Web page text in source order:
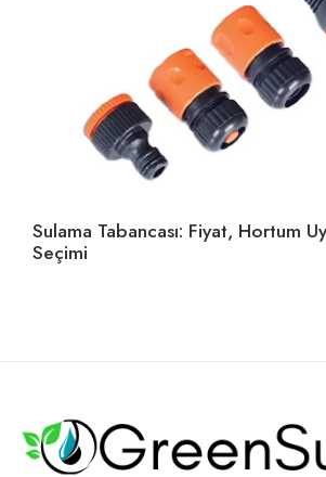
Sulama Tabancası: Fiyat, Hortum
Seçimi